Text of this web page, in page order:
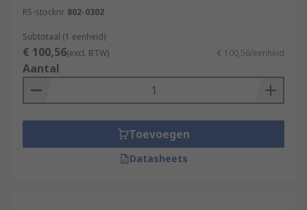
RS-stocknr. 802-0302
Subtotaal (1 eenheid)
€ 100,56(excl. BTW) € 100,56/eenheid
Aantal
Toevoegen
Datasheets